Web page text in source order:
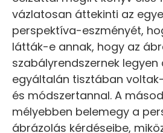
vázlatosan áttekinti az
perspektíva-eszményét,
látták-e annak, hogy az
szabályrendszernek legyen
egyáltalán tisztában
és módszertannal. A
mélyebben belemegy a
ábrázolás kérdéseibe,